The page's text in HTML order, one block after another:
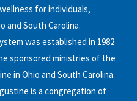
for individuals,
and South Carolina.
was established in 1982
sponsored ministries of the
in Ohio and South Carolina.
is a congregation of